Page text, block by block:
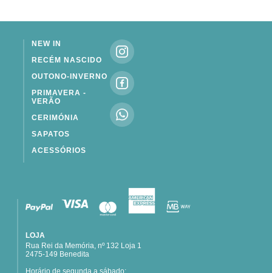
NEW IN
RECÉM NASCIDO
OUTONO-INVERNO
PRIMAVERA -
VERÃO
CERIMÓNIA
SAPATOS
ACESSÓRIOS
LOJA
Rua Rei da Memória, nº 132 Loja 1
2475-149 Benedita
Horário de segunda a sábado: